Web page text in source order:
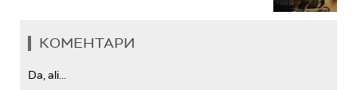
КОМЕНТАРИ
Da, ali...